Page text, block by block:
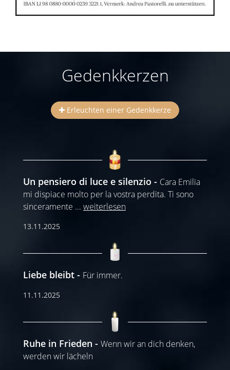
Gedenkkerzen
Erleuchten einer Gedenkkerze
Un pensiero di luce e silenzio
Cara Emilia
mi dispiace molto per la vostra perdita. Ti sono
sinceramente ... weiterlesen
13.11.2025
Liebe bleibt Für immer.
11.11.2025
Ruhe in Frieden
Wenn wir an dich denken,
werden wir lächeln